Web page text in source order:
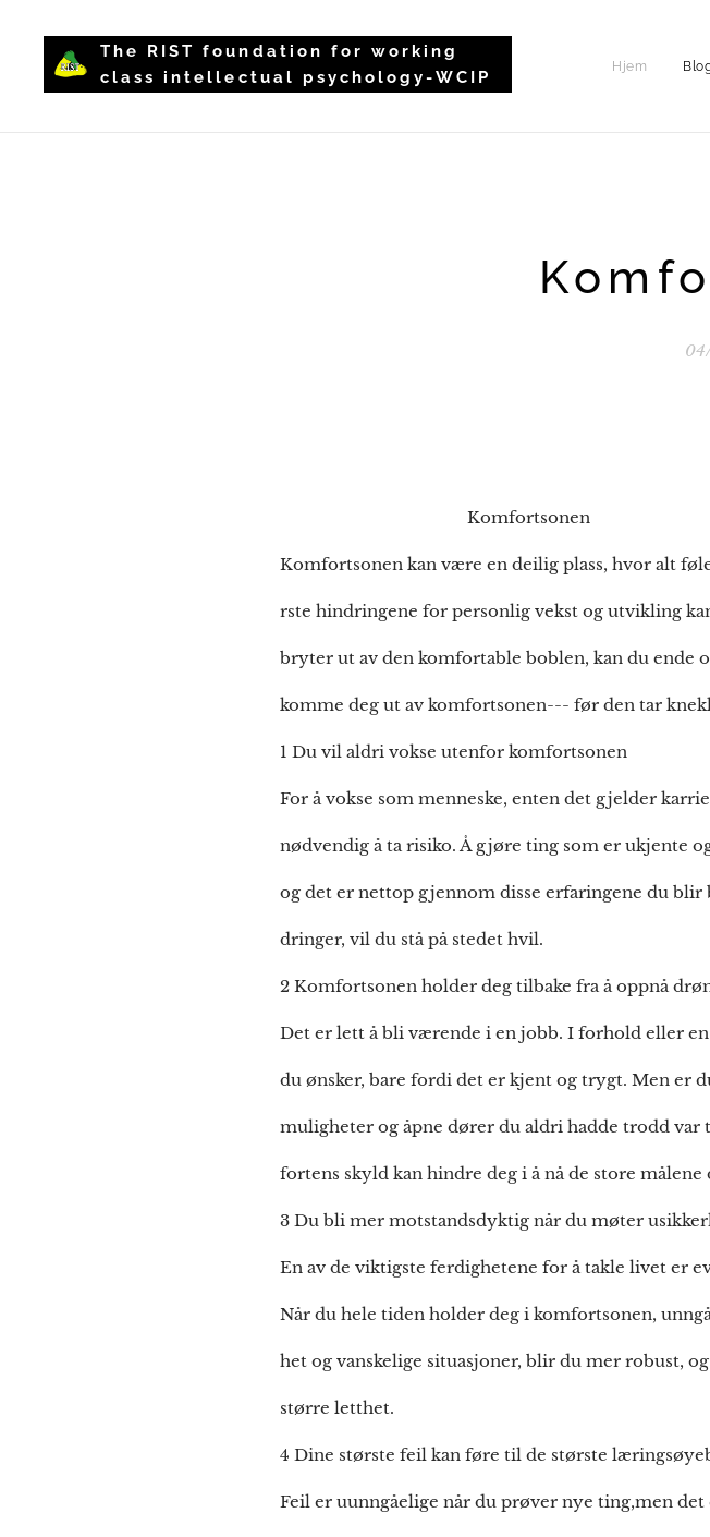
The RIST foundation for working
class intellectual psychology-WCIP
Hjem
Komfortsonen
Komfortsonen kan være en deilig plass, hvor alt
rste hindringene for personlig vekst og utvikling
bryter ut av den komfortable boblen, kan du ende
komme deg ut av komfortsonen--- før den tar
1 Du vil aldri vokse utenfor komfortsonen
For å vokse som menneske, enten det gjelder
nødvendig å ta risiko. Å gjøre ting som er ukjente
og det er nettop gjennom disse erfaringene du
dringer, vil du stå på stedet hvil.
2 Komfortsonen holder deg tilbake fra å oppnå
Det er lett å bli værende i en jobb. I forhold eller
du ønsker, bare fordi det er kjent og trygt. Men er
muligheter og åpne dører du aldri hadde trodd
fortens skyld kan hindre deg i å nå de store målene
3 Du bli mer motstandsdyktig når du møter
En av de viktigste ferdighetene for å takle livet er
Når du hele tiden holder deg i komfortsonen,
het og vanskelige situasjoner, blir du mer robust,
større letthet.
4 Dine største feil kan føre til de største
Feil er uunngåelige når du prøver nye ting,men